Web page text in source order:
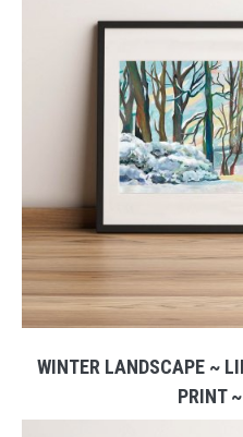
WINTER LANDSCAPE ~
PRINT